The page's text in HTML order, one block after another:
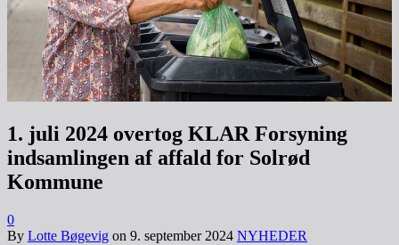
1. juli 2024 overtog KLAR Forsyning
indsamlingen af affald for Solrød
Kommune
0
By Lotte Bøgevig on 9. september 2024 NYHEDER